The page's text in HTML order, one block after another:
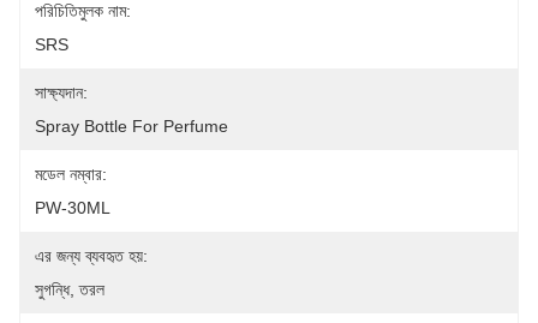
পরিচিতিমুলক নাম:
SRS
সাক্ষ্যদান:
Spray Bottle For Perfume
মডেল নম্বার:
PW-30ML
এর জন্য ব্যবহৃত হয়:
সুগন্ধি, তরল